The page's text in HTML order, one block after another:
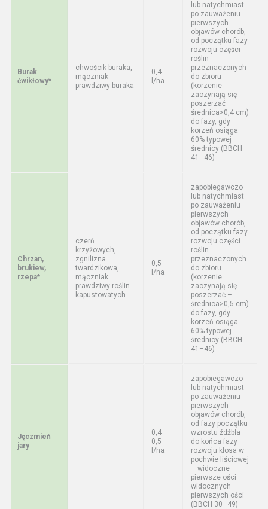
Burak
ćwikłowy*
chwościk buraka,
mączniak
prawdziwy buraka
0,4
l/ha
lub natychmiast
po zauważeniu
pierwszych
objawów chorób,
od początku fazy
rozwoju części
roślin
przeznaczonych
do zbioru
(korzenie
zaczynają się
poszerzać –
średnica>0,4 cm)
do fazy, gdy
korzeń osiąga
60% typowej
średnicy (BBCH
41–46)
Chrzan,
brukiew,
rzepa*
czerń
krzyżowych,
zgnilizna
twardzikowa,
mączniak
prawdziwy roślin
kapustowatych
0,5
l/ha
zapobiegawczo
lub natychmiast
po zauważeniu
pierwszych
objawów chorób,
od początku fazy
rozwoju części
roślin
przeznaczonych
do zbioru
(korzenie
zaczynają się
poszerzać –
średnica>0,5 cm)
do fazy, gdy
korzeń osiąga
60% typowej
średnicy (BBCH
41–46)
Jęczmień
jary
0,4–
0,5
l/ha
zapobiegawczo
lub natychmiast
po zauważeniu
pierwszych
objawów chorób,
od fazy początku
wzrostu źdźbła
do końca fazy
rozwoju kłosa w
pochwie liściowej
– widoczne
pierwsze ości
widocznych
pierwszych ości
(BBCH 30–49)